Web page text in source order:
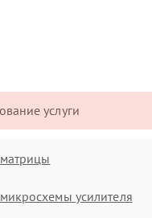
услуги
усилителя